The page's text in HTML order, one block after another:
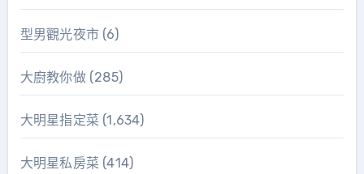
型男觀光夜市(6)
大廚教你做(285)
大明星指定菜 (1,634)
大明星私房菜 (414)